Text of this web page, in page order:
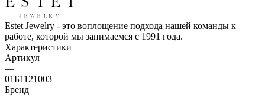
Estet Jewelry - это воплощение подхода нашей команды к
работе, которой мы занимаемся с 1991 года.
Характеристики
Артикул
—
01Б1121003
Бренд